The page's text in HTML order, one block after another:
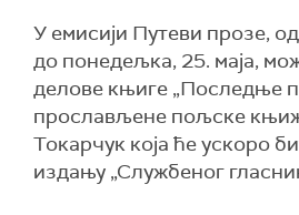
У емисији Путеви прозе,
до понедељка, 25. маја,
делове књиге „Последње
прослављене пољске
Токарчук која ће ускоро
издању „Службеног